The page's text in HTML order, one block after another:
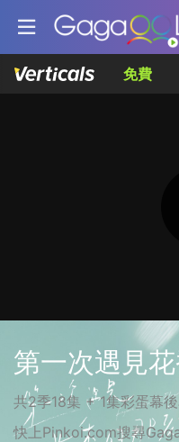
免費
第一次遇見
共2季18集 + 1集彩蛋幕
快上Pinkoi.com搜尋